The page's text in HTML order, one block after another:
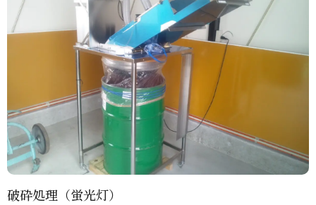
破砕処理（蛍光灯）